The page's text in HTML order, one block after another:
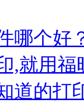
哪个好
,就用福
道的打